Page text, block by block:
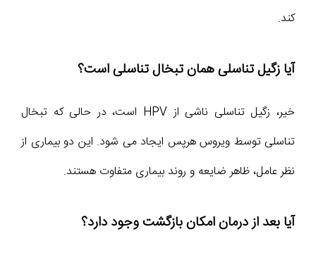
کند.
آیا زگیل تناسلی همان تبخال تناسلی است؟
خیر، زگیل تناسلی ناشی از HPV است، در حالی که تبخال
تناسلی توسط ویروس هرپس ایجاد می شود. این دو بیماری از
نظر عامل، ظاهر ضایعه و روند بیماری متفاوت هستند.
آیا بعد از درمان امکان بازگشت وجود دارد؟